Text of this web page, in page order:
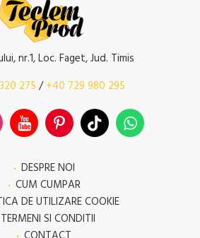
nr.1, Loc. Faget, Jud. Timis
275 /+40 729 980 295
DESPRE NOI
CUM CUMPAR
DE UTILIZARE COOKIE
TERMENI SI CONDITII